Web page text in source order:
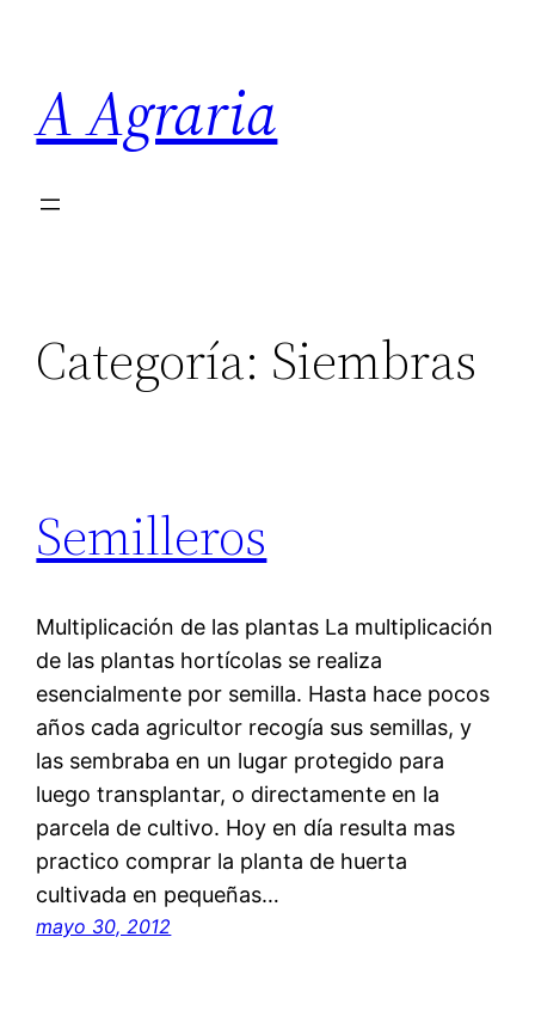
contenido
A Agraria
Categoría: Siembras
Semilleros
Multiplicación de las plantas La multiplicación
de las plantas hortícolas se realiza
esencialmente por semilla. Hasta hace pocos
años cada agricultor recogía sus semillas, y
las sembraba en un lugar protegido para
luego transplantar, o directamente en la
parcela de cultivo. Hoy en día resulta mas
practico comprar la planta de huerta
cultivada en pequeñas…
mayo 30, 2012